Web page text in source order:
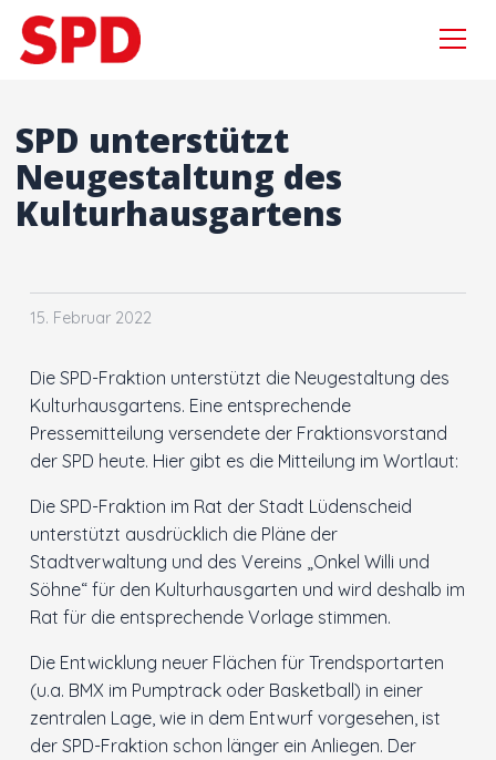
Menü
Suchen
Sebastian Wagemeyer
Gordan Dudas MdL
Wahlprogramm
Innenstadt
Der Ortsverein
Ratsfraktion
Arbeitsgemeinschaften
SPD unterstützt
Neugestaltung des
Kulturhausgartens
15. Februar 2022
Die SPD-Fraktion unterstützt die Neugestaltung des
Kulturhausgartens. Eine entsprechende
Pressemitteilung versendete der Fraktionsvorstand
der SPD heute. Hier gibt es die Mitteilung im Wortlaut:
Die SPD-Fraktion im Rat der Stadt Lüdenscheid
unterstützt ausdrücklich die Pläne der
Stadtverwaltung und des Vereins „Onkel Willi und
Söhne“ für den Kulturhausgarten und wird deshalb im
Rat für die entsprechende Vorlage stimmen.
Die Entwicklung neuer Flächen für Trendsportarten
(u.a. BMX im Pumptrack oder Basketball) in einer
zentralen Lage, wie in dem Entwurf vorgesehen, ist
der SPD-Fraktion schon länger ein Anliegen. Der